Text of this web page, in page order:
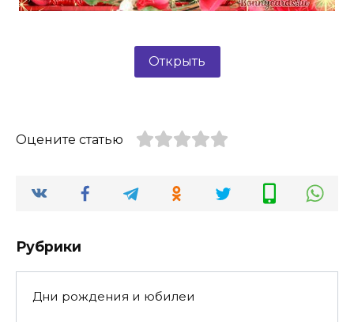
Открыть
Оцените статью
Рубрики
Дни рождения и юбилеи